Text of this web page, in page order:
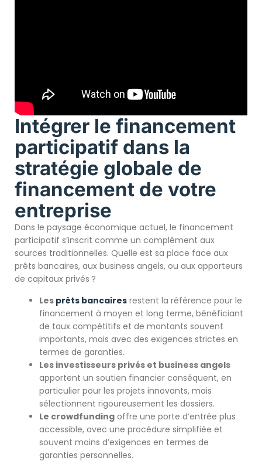
Intégrer le financement
participatif dans la
stratégie globale de
financement de votre
entreprise
Dans le paysage économique actuel, le financement
participatif s’inscrit comme un complément aux
sources traditionnelles. Quelle est sa place face aux
prêts bancaires, aux business angels, ou aux apporteurs
de capitaux privés ?
Les prêts bancaires restent la référence pour le
financement à moyen et long terme, bénéficiant
de taux compétitifs et de montants souvent
importants, mais avec des exigences strictes en
termes de garanties.
Les investisseurs privés et business angels
apportent un soutien financier conséquent, en
particulier pour les projets innovants, mais
sélectionnent rigoureusement les dossiers.
Le crowdfunding offre une porte d’entrée plus
accessible, avec une procédure simplifiée et
souvent moins d’exigences en termes de
garanties personnelles.